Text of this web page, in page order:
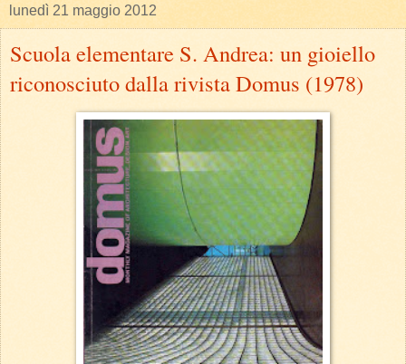
lunedì 21 maggio 2012
Scuola elementare S. Andrea: un gioiello
riconosciuto dalla rivista Domus (1978)